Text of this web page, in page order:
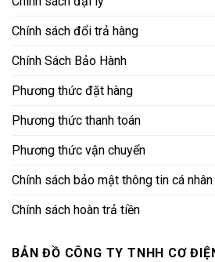
Chính sách đổi trả hàng
Chính Sách Bảo Hành
Phương thức đặt hàng
Phương thức thanh toán
Phương thức vận chuyển
Chính sách bảo mật thông tin cá nhân
Chính sách hoàn trả tiền
BẢN ĐỒ CÔNG TY TNHH CƠ